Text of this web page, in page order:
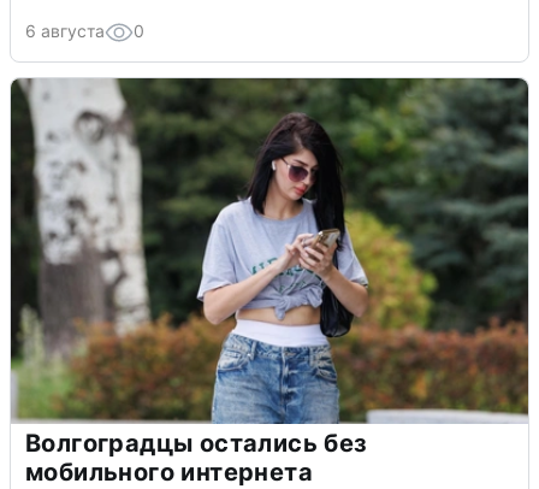
6 августа 0
Волгоградцы остались без
мобильного интернета